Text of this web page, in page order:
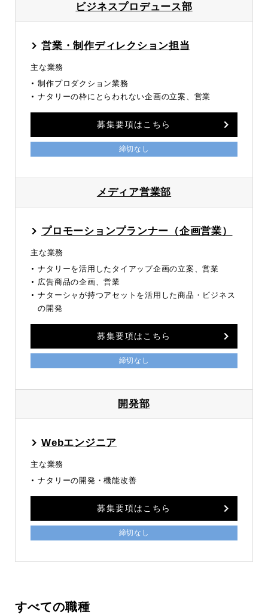
ビジネスプロデュース部
営業・制作ディレクション担当
主な業務
制作プロダクション業務
ナタリーの枠にとらわれない企画の立案、営業
募集要項はこちら
締切なし
メディア営業部
プロモーションプランナー（企画営業）
主な業務
ナタリーを活用したタイアップ企画の立案、営業
広告商品の企画、営業
ナターシャが持つアセットを活用した商品・ビジネス
の開発
募集要項はこちら
締切なし
開発部
Webエンジニア
主な業務
ナタリーの開発・機能改善
募集要項はこちら
締切なし
すべての職種